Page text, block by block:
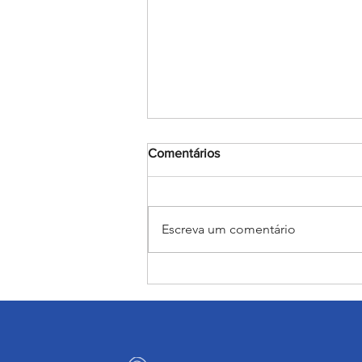
Comentários
Escreva um comentário